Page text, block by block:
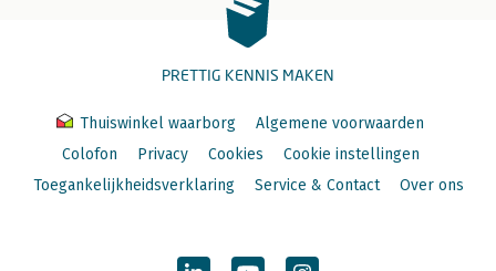
PRETTIG KENNIS MAKEN
Thuiswinkel waarborg
Algemene voorwaarden
Colofon
Privacy Cookies
Cookie instellingen
Toegankelijkheidsverklaring
Service & Contact Over ons